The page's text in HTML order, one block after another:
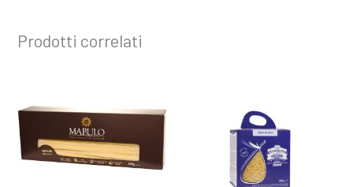
Prodotti correlati